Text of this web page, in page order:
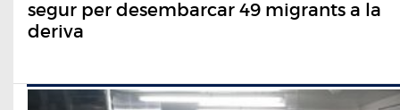
segur per desembarcar 49 migrants a la
deriva